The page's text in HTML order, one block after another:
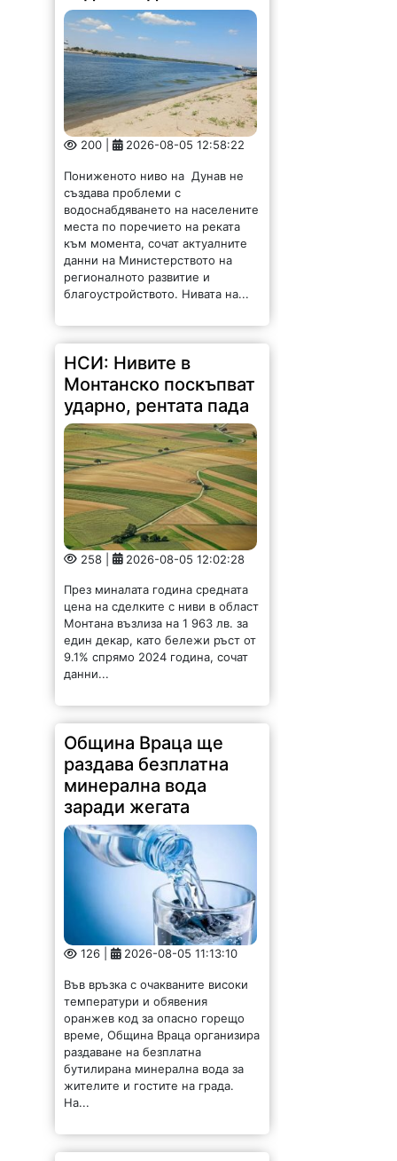
благоустройството. Нивата на...
НСИ: Нивите в
Монтанско поскъпват
ударно, рентата пада
258 | 2026-08-05 12:02:28
През миналата година средната
един декар, като бележи ръст от
9.1% спрямо 2024 година, сочат
данни...
Община Враца ще
раздава безплатна
минерална вода
заради жегата
126 | 2026-08-05 11:13:10
оранжев код за опасно горещо
време, Община Враца организира
раздаване на безплатна
бутилирана минерална вода за
жителите и гостите на града.
На...
Община Мездра
въвежда временни
ограничения при
ползването на
непитейни нужди